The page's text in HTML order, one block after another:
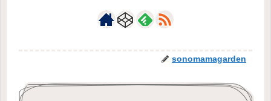
sonomamagarden